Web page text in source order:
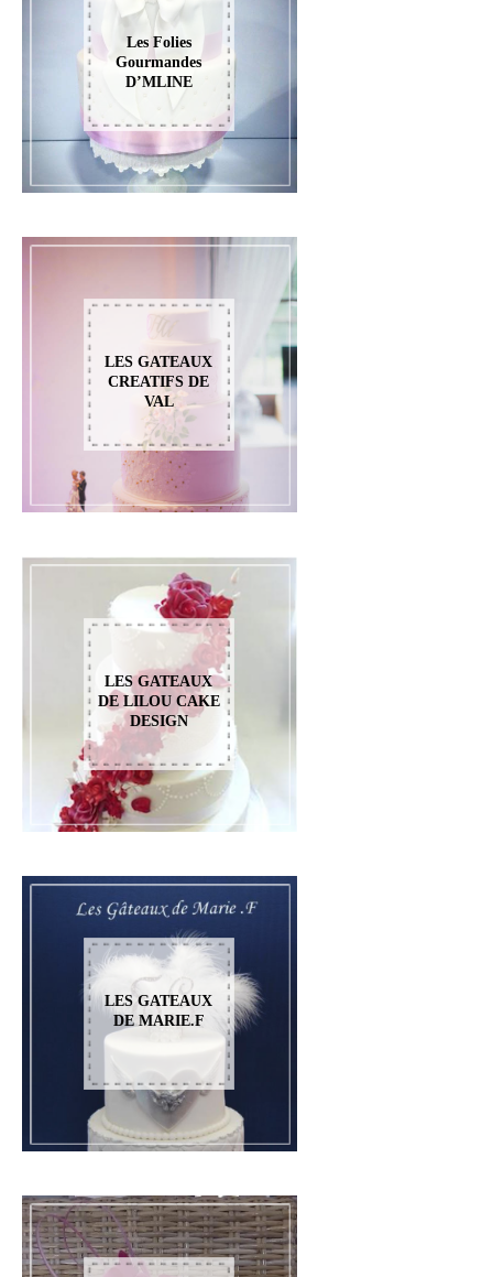
Les Folies
Gourmandes
D’MLINE
LES GATEAUX
CREATIFS DE
VAL
LES GATEAUX
DE LILOU CAKE
DESIGN
LES GATEAUX
DE MARIE.F